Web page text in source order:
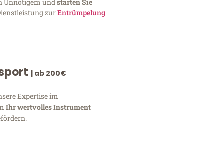
Unnötigem undstarten Sie
zurEntrümpelung
| ab 200€
Expertise im
Ihr wertvolles Instrument